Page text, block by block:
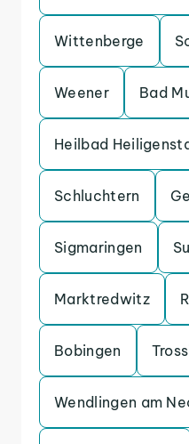
Wittenberge
Weener Bad
Heilbad
Schluchtern
Sigmaringen
Marktredwitz
Bobingen
Wendlingen am